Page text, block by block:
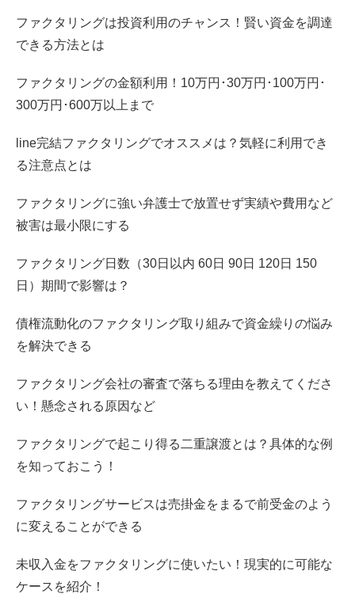
ファクタリングは投資利用のチャンス！賢い資金を調達
できる方法とは
ファクタリングの金額利用！10万円･30万円･100万円･
300万円･600万以上まで
line完結ファクタリングでオススメは？気軽に利用でき
る注意点とは
ファクタリングに強い弁護士で放置せず実績や費用など
被害は最小限にする
ファクタリング日数（30日以内 60日 90日 120日 150
日）期間で影響は？
債権流動化のファクタリング取り組みで資金繰りの悩み
を解決できる
ファクタリング会社の審査で落ちる理由を教えてくださ
い！懸念される原因など
ファクタリングで起こり得る二重譲渡とは？具体的な例
を知っておこう！
ファクタリングサービスは売掛金をまるで前受金のよう
に変えることができる
未収入金をファクタリングに使いたい！現実的に可能な
ケースを紹介！